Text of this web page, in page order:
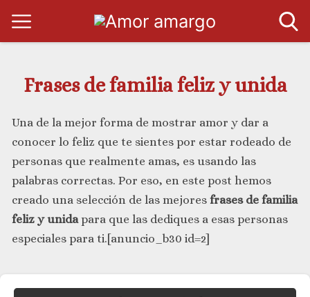
Frases de familia feliz y unida
Una de la mejor forma de mostrar amor y dar a
conocer lo feliz que te sientes por estar rodeado de
personas que realmente amas, es usando las
palabras correctas. Por eso, en este post hemos
creado una selección de las mejores frases de familia
feliz y unidapara que las dediques a esas personas
especiales para ti.[anuncio_b30 id=2]